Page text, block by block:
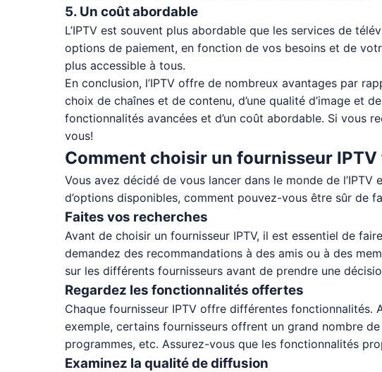
5. Un coût abordable
L’IPTV est souvent plus abordable que les services de
options de paiement, en fonction de vos besoins et de
plus accessible à tous.
En conclusion, l’IPTV offre de nombreux avantages par
choix de chaînes et de contenu, d’une qualité d’image et
fonctionnalités avancées et d’un coût abordable. Si vous
vous!
Comment choisir un fournisseur IPTV
Vous avez décidé de vous lancer dans le monde de
d’options disponibles, comment pouvez-vous être sûr de
Faites vos recherches
Avant de choisir un fournisseur IPTV, il est essentiel de
demandez des recommandations à des amis ou à des
sur les différents fournisseurs avant de prendre une
Regardez les fonctionnalités offertes
Chaque fournisseur IPTV offre différentes fonctionnalités.
exemple, certains fournisseurs offrent un grand nombre
programmes, etc. Assurez-vous que les fonctionnalités
Examinez la qualité de diffusion